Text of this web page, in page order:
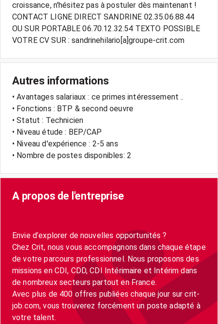
croissance, n'hésitez pas à postuler dès maintenant !
CONTACT LIGNE DIRECT SANDRINE 02.35.06.88.44
OU SUR PORTABLE 06.70.12.32.54 TEXTO POSSIBLE
VOTRE CV SUR : sandrinehilario[a]groupe-crit.com
Autres informations
• Avantages salariaux : ce primes intéressement ..
• Fonctions : BTP & second oeuvre
• Statut : Technicien
• Niveau étude : BEP/CAP
• Niveau d'expérience : 2-5 ans
• Nombre de postes disponibles: 2
A propos de l'entreprise
Envie d’explorer de nouvelles opportunités ?
Chez Crit, nous vous accompagnons dans chaque étape
de votre parcours professionnel. Nous proposons des
missions en CDI, CDD, CDI Intérimaire et Intérim dans
de nombreux secteurs partout en France.
Avec plus de 400 offres publiées chaque jour sur crit-
job.com, vous trouverez forcément un poste adapté à
votre talent.